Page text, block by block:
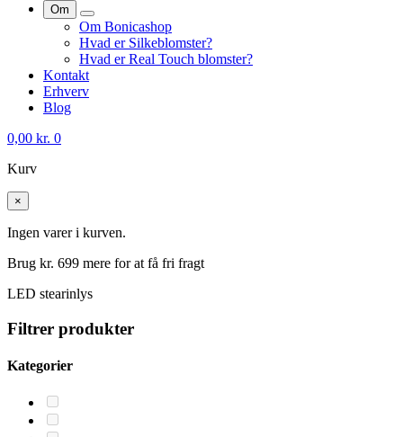
Om
Om Bonicashop
Hvad er Silkeblomster?
Hvad er Real Touch blomster?
Kontakt
Erhverv
Blog
0,00 kr. 0
Kurv
×
Ingen varer i kurven.
Brug kr. 699 mere for at få fri fragt
LED stearinlys
Filtrer produkter
Kategorier